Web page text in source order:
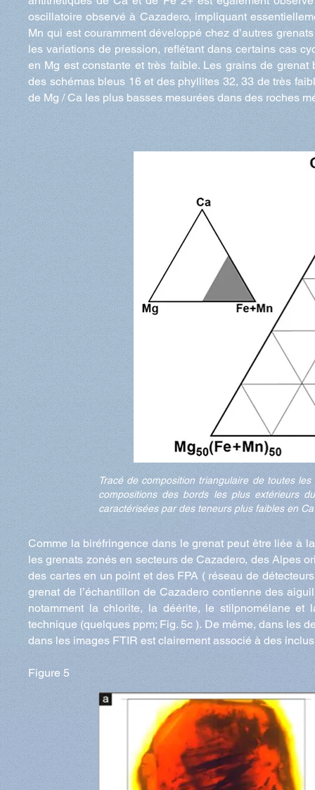
oscillatoire observé à Cazadero, impliquant
Mn qui est couramment développé chez d’autres
les variations de pression, reflétant dans certains cas
en Mg est constante et très faible. Les grains de
des schémas bleus 16 et des phyllites 32, 33 de très
de Mg / Ca les plus basses mesurées dans des roches
Tracé de composition triangulaire de toutes
compositions des bords les plus extérieurs
caractérisées par des teneurs plus faibles en
Comme la biréfringence dans le grenat peut être liée à
les grenats zonés en secteurs de Cazadero, des Alpes
des cartes en un point et des FPA ( réseau de
grenat de l’échantillon de Cazadero contienne des
notamment la chlorite, la déérite, le stilpnomélane
technique (quelques ppm; Fig. 5c ). De même, dans les
dans les images FTIR est clairement associé à des
Figure 5